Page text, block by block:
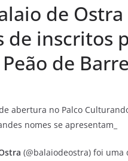
de
de inscritos
de
abertura no Palco
nomes se apresentam_
(@balaiodeostra) foi